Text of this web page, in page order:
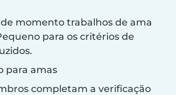
momento trabalhos de ama
para os critérios de
para amas
completam a verificação